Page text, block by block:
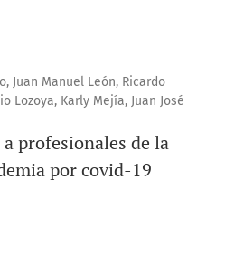
Juan Manuel León, Ricardo
Lozoya, Karly Mejía, Juan José
profesionales de la
por covid-19